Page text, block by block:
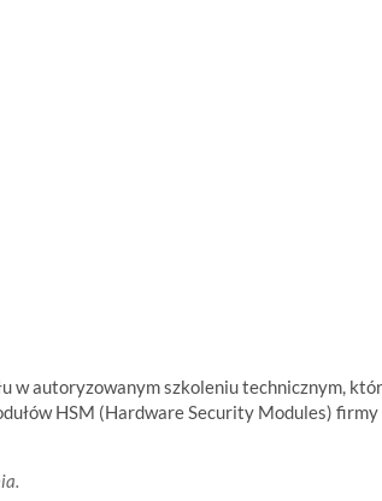
w autoryzowanym szkoleniu technicznym,
HSM (Hardware Security Modules)